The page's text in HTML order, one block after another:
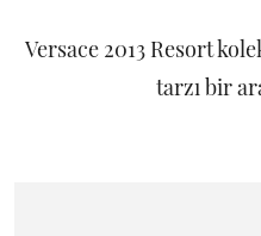
Versace 2013 Resort
tarzı bir